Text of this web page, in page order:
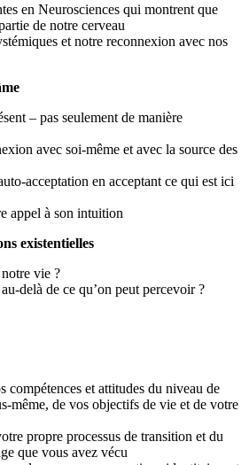
en Neurosciences qui montrent que
de notre cerveau
et notre reconnexion avec nos
– pas seulement de manière
avec soi-même et avec la source des
acceptation en acceptant ce qui est ici
appel à son intuition
existentielles
vie ?
delà de ce qu’on peut percevoir ?
compétences et attitudes du niveau de
même, de vos objectifs de vie et de votre
propre processus de transition et du
que vous avez vécu